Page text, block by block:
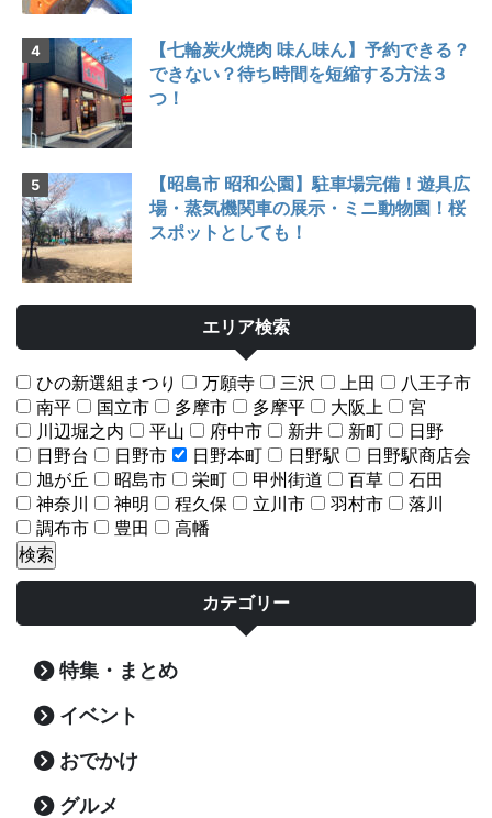
【七輪炭火焼肉 味ん味ん】予約できる？
できない？待ち時間を短縮する方法３
つ！
【昭島市 昭和公園】駐車場完備！遊具広
場・蒸気機関車の展示・ミニ動物園！桜
スポットとしても！
エリア検索
ひの新選組まつり 万願寺 三沢 上田
八王子市
南平
国立市 多摩市 多摩平 大阪上
宮
川辺堀之内
平山 府中市 新井 新町
日野
日野台
日野市 日野本町 日野駅
日野駅商店会
旭が丘
昭島市 栄町 甲州街道 百草
石田
神奈川
神明 程久保 立川市 羽村市
落川
調布市
豊田 高幡
カテゴリー
特集・まとめ
イベント
おでかけ
グルメ